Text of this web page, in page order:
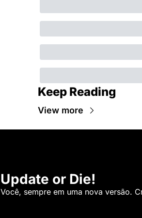
Keep Reading
View more
Update or Die!
Você, sempre em uma nova versão.